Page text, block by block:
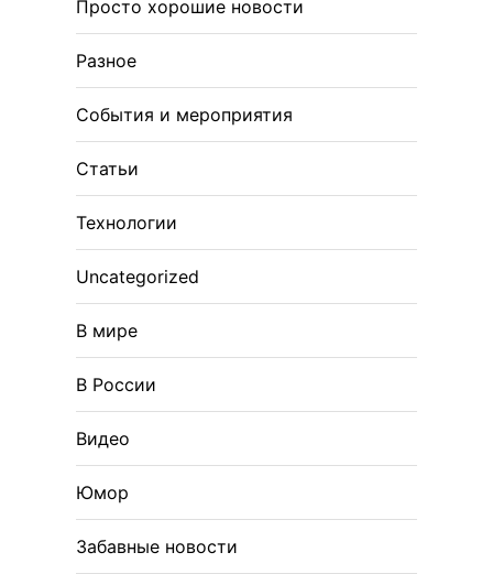
Просто хорошие новости
Разное
События и мероприятия
Статьи
Технологии
Uncategorized
В мире
В России
Видео
Юмор
Забавные новости